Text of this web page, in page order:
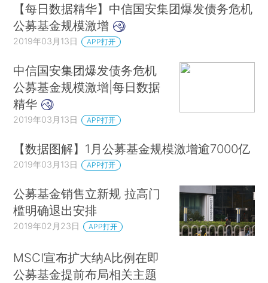
【每日数据精华】中信国安集团爆发债务危机
公募基金规模激增
2019年03月13日 APP打开
中信国安集团爆发债务危机
公募基金规模激增|每日数据
精华
2019年03月13日 APP打开
【数据图解】1月公募基金规模激增逾7000亿
2019年03月13日 APP打开
公募基金销售立新规 拉高门
槛明确退出安排
2019年02月23日 APP打开
MSCI宣布扩大纳A比例在即
公募基金提前布局相关主题